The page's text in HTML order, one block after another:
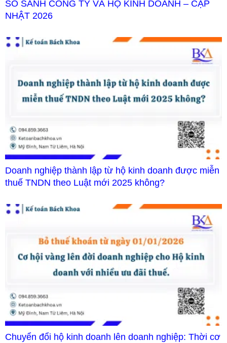
SO SÁNH CÔNG TY VÀ HỘ KINH DOANH – CẬP
NHẬT 2026
Doanh nghiệp thành lập từ hộ kinh doanh được miễn
thuế TNDN theo Luật mới 2025 không?
Chuyển đổi hộ kinh doanh lên doanh nghiệp: Thời cơ